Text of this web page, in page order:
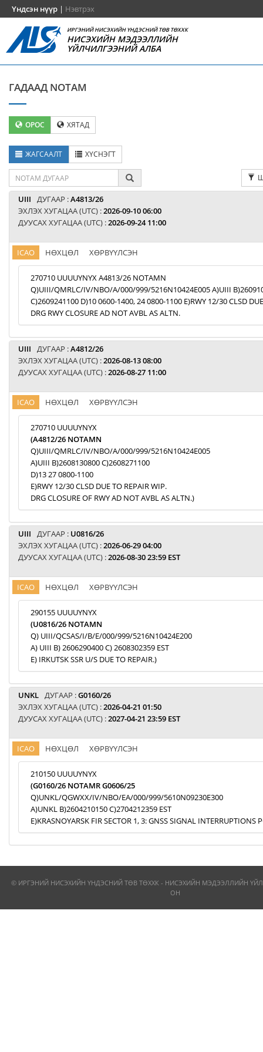
Үндсэн нүүр | Нэвтрэх
ИРГЭНИЙ НИСЭХИЙН ҮНДЭСНИЙ ТӨВ ТӨХХК
НИСЭХИЙН МЭДЭЭЛЛИЙН
ҮЙЛЧИЛГЭЭНИЙ АЛБА
ГАДААД NOTAM
ОРОС ХЯТАД
ЖАГСААЛТ ХҮСНЭГТ
UIII ДУГААР :A4813/26
ЭХЛЭХ ХУГАЦАА (UTC) :2026-09-10 06:00
ДУУСАХ ХУГАЦАА (UTC) :2026-09-24 11:00
ICAO НӨХЦӨЛ ХӨРВҮҮЛСЭН
270710 UUUUYNYX A4813/26 NOTAMN
Q)UIII/QMRLC/IV/NBO/A/000/999/5216N10424E005 A)UIII
C)2609241100 D)10 0600-1400, 24 0800-1100 E)RWY 12/30 CLSD
DRG RWY CLOSURE AD NOT AVBL AS ALTN.
UIII ДУГААР :A4812/26
ЭХЛЭХ ХУГАЦАА (UTC) :2026-08-13 08:00
ДУУСАХ ХУГАЦАА (UTC) :2026-08-27 11:00
ICAO НӨХЦӨЛ ХӨРВҮҮЛСЭН
270710 UUUUYNYX
(A4812/26 NOTAMN
Q)UIII/QMRLC/IV/NBO/A/000/999/5216N10424E005
A)UIII B)2608130800 C)2608271100
D)13 27 0800-1100
E)RWY 12/30 CLSD DUE TO REPAIR WIP.
DRG CLOSURE OF RWY AD NOT AVBL AS ALTN.)
UIII ДУГААР : U0816/26
ЭХЛЭХ ХУГАЦАА (UTC) :2026-06-29 04:00
ДУУСАХ ХУГАЦАА (UTC) :2026-08-30 23:59 EST
ICAO НӨХЦӨЛ ХӨРВҮҮЛСЭН
290155 UUUUYNYX
(U0816/26 NOTAMN
Q) UIII/QCSAS/I/B/E/000/999/5216N10424E200
A) UIII B) 2606290400 C) 2608302359 EST
E) IRKUTSK SSR U/S DUE TO REPAIR.)
UNKL ДУГААР :G0160/26
ЭХЛЭХ ХУГАЦАА (UTC) :2026-04-21 01:50
ДУУСАХ ХУГАЦАА (UTC) :2027-04-21 23:59 EST
ICAO НӨХЦӨЛ ХӨРВҮҮЛСЭН
210150 UUUUYNYX
(G0160/26 NOTAMR G0606/25
Q)UNKL/QGWXX/IV/NBO/EA/000/999/5610N09230E300
A)UNKL B)2604210150 C)2704212359 EST
E)KRASNOYARSK FIR SECTOR 1, 3: GNSS SIGNAL INTERRUPTIONS
© ИРГЭНИЙ НИСЭХИЙН ҮНДЭСНИЙ ТӨВ ТӨХХК - НИСЭХИЙН МЭДЭЭЛЛИЙН
ОН